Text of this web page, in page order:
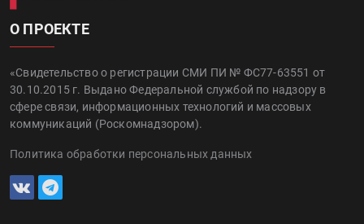
О ПРОЕКТЕ
«Свидетельство о регистрации СМИ ПИ № ФС77-63551 от
30.10.2015 г. Выдано Федеральной службой по надзору в
сфере связи, информационных технологий и массовых
коммуникаций (Роскомнадзором).
Политика обработки персональных данных